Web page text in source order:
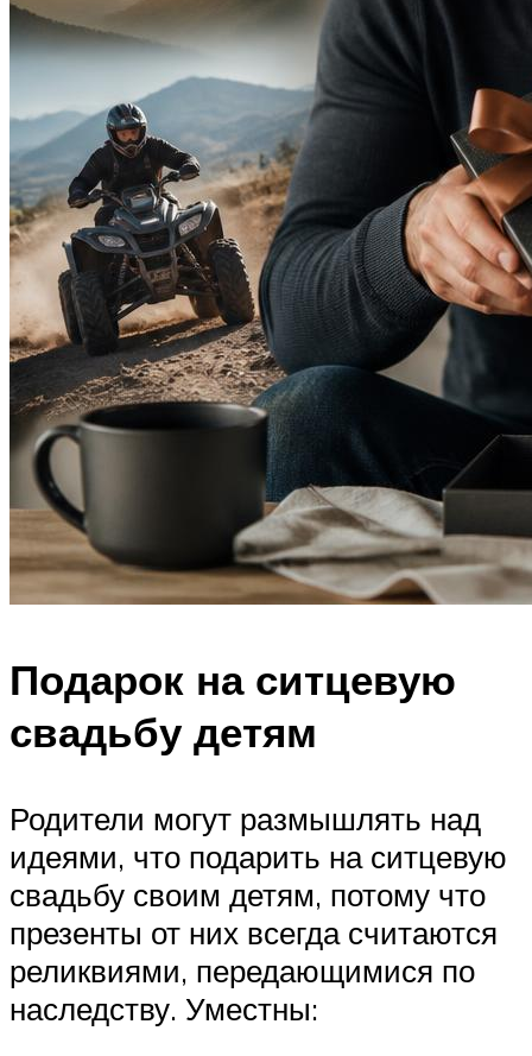
Подарок на ситцевую
свадьбу детям
Родители могут размышлять над
идеями, что подарить на ситцевую
свадьбу своим детям, потому что
презенты от них всегда считаются
реликвиями, передающимися по
наследству. Уместны: